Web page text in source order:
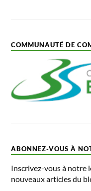
COMMUNAUTÉ DE
ABONNEZ-VOUS À
Inscrivez-vous à notre
nouveaux articles du